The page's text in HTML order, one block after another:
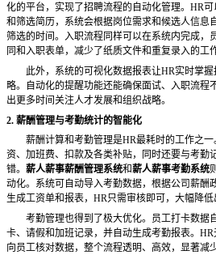
化的平台，实现了招聘流程的自动化管理。 HR可
和筛选简历，系统会根据岗位需求和候选人信息
筛选的时间。入职流程同样可以在系统内完成，
同和入职表单，减少了纸质文件和重复录入的工
此外，系统的可视化数据报表让HR实时掌
略。自动化的提醒功能还能确保面试、入职流程
出更多时间关注人才发展和组织战略。
2. 薪酬管理与考勤统计的智能化
薪酬计算和考勤管理是HR最耗时的工作之
资、加班费、扣款及各类补贴，同时还要与考勤
错。 薪人薪事薪酬管理系统和薪人薪事考勤系统
动化。系统可自动导入考勤数据，根据公司薪酬
生成工资单和报表， HR只需审核即可，大幅降低
考勤管理也得到了极大优化。员工打卡数据自
卡、请假和加班记录，并自动生成考勤报表。 HR
向员工核对数据，整个流程透明、高效，显著减